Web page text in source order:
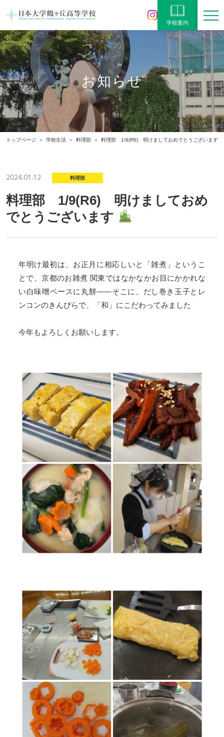
学校案内
お知らせ
トップページ 学校生活 料理部 料理部 1/9(R6) 明けましておめでとうございます
2024.01.12 料理部
料理部 1/9(R6) 明けましておめ
でとうございます
年明け最初は、お正月に相応しいと「雑煮」というこ
とで、京都のお雑煮 関東ではなかなかお目にかかれな
い白味噌ベースに丸餅――そこに、だし巻き玉子とレ
ンコンのきんぴらで、「和」 にこだわってみました
今年もよろしくお願いします。